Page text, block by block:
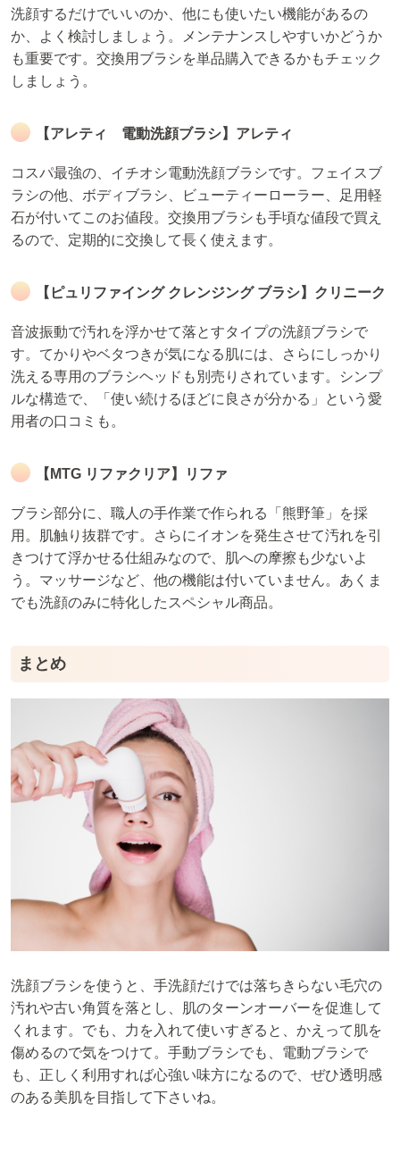
洗顔するだけでいいのか、他にも使いたい機能があるの
か、よく検討しましょう。メンテナンスしやすいかどうか
も重要です。交換用ブラシを単品購入できるかもチェック
しましょう。
【アレティ 電動洗顔ブラシ】アレティ
コスパ最強の、イチオシ電動洗顔ブラシです。フェイスブ
ラシの他、ボディブラシ、ビューティーローラー、足用軽
石が付いてこのお値段。交換用ブラシも手頃な値段で買え
るので、定期的に交換して長く使えます。
【ピュリファイング クレンジング ブラシ】クリニーク
音波振動で汚れを浮かせて落とすタイプの洗顔ブラシで
す。てかりやベタつきが気になる肌には、さらにしっかり
洗える専用のブラシヘッドも別売りされています。シンプ
ルな構造で、「使い続けるほどに良さが分かる」という愛
用者の口コミも。
【MTG リファクリア】リファ
ブラシ部分に、職人の手作業で作られる「熊野筆」を採
用。肌触り抜群です。さらにイオンを発生させて汚れを引
きつけて浮かせる仕組みなので、肌への摩擦も少ないよ
う。マッサージなど、他の機能は付いていません。あくま
でも洗顔のみに特化したスペシャル商品。
まとめ
洗顔ブラシを使うと、手洗顔だけでは落ちきらない毛穴の
汚れや古い角質を落とし、肌のターンオーバーを促進して
くれます。でも、力を入れて使いすぎると、かえって肌を
傷めるので気をつけて。手動ブラシでも、電動ブラシで
も、正しく利用すれば心強い味方になるので、ぜひ透明感
のある美肌を目指して下さいね。